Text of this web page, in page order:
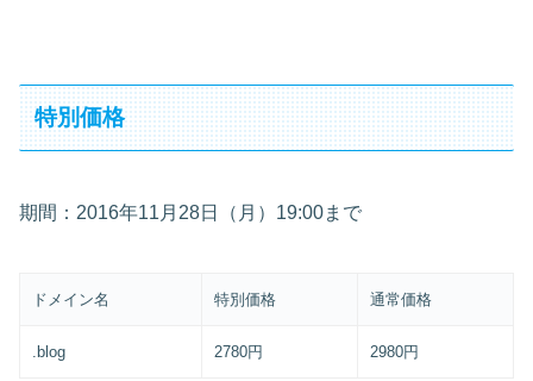
特別価格
期間：2016年11月28日（月）19:00まで
ドメイン名 特別価格 通常価格
.blog 2780円 2980円